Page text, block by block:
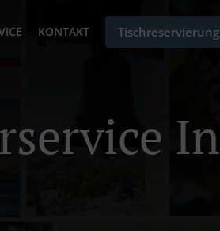
KONTAKT Tischreservierung
In